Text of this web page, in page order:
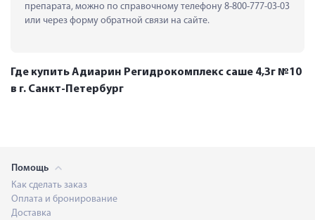
препарата, можно по справочному телефону 8-800-777-03-03
или через форму обратной связи на сайте.
Где купить Адиарин Регидрокомплекс саше 4,3г №10
в г. Санкт-Петербург
Помощь
Как сделать заказ
Оплата и бронирование
Доставка